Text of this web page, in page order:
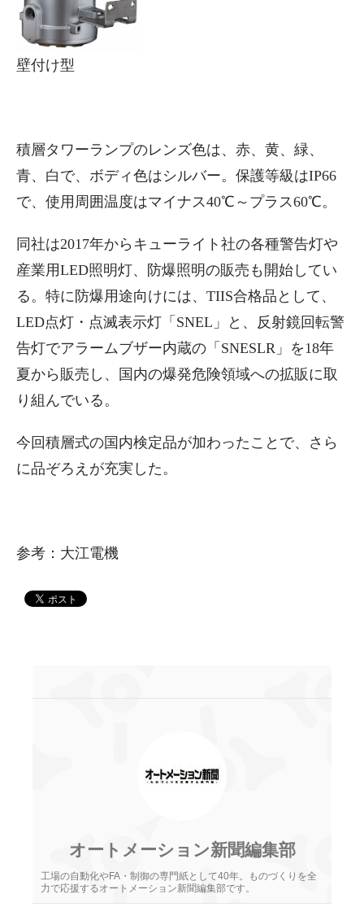
壁付け型
積層タワーランプのレンズ色は、赤、黄、緑、
青、白で、ボディ色はシルバー。保護等級はIP66
で、使用周囲温度はマイナス40℃～プラス60℃。
同社は2017年からキューライト社の各種警告灯や
産業用LED照明灯、防爆照明の販売も開始してい
る。特に防爆用途向けには、TIIS合格品として、
LED点灯・点滅表示灯「SNEL」と、反射鏡回転警
告灯でアラームブザー内蔵の「SNESLR」を18年
夏から販売し、国内の爆発危険領域への拡販に取
り組んでいる。
今回積層式の国内検定品が加わったことで、さら
に品ぞろえが充実した。
参考：大江電機
オートメーション新聞編集部
工場の自動化やFA・制御の専門紙として40年。ものづくりを全
力で応援するオートメーション新聞編集部です。